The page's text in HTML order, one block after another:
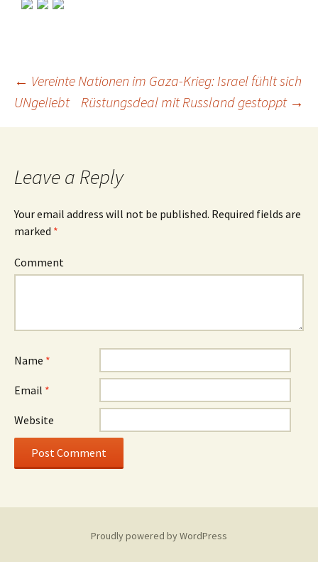
Post
navigation
← Vereinte Nationen im Gaza-Krieg: Israel fühlt sich
UNgeliebt
Rüstungsdeal mit Russland gestoppt →
Leave a Reply
Your email address will not be published. Required fields are
marked *
Comment
Name *
Email *
Website
Proudly powered by WordPress